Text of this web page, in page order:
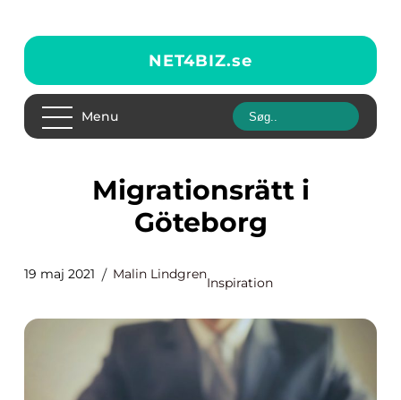
NET4BIZ.se
Menu
Migrationsrätt i
Göteborg
19 maj 2021 Malin Lindgren
Inspiration